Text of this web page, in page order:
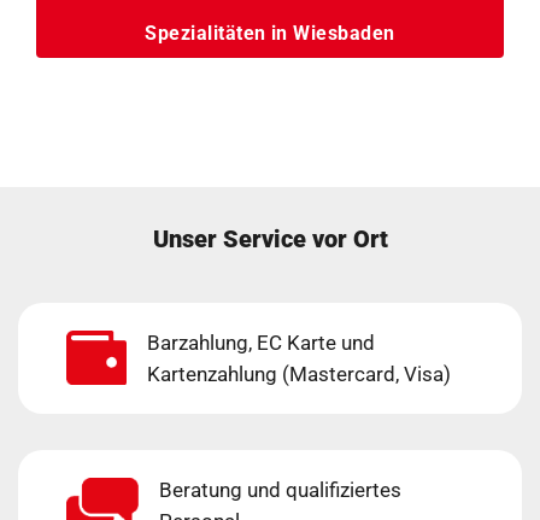
Spezialitäten in Wiesbaden
Unser Service vor Ort
Barzahlung, EC Karte und
Kartenzahlung (Mastercard, Visa)
Beratung und qualifiziertes